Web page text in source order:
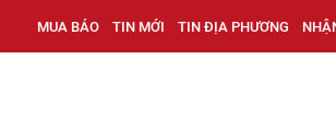
MUA BÁO TIN MỚI TIN ĐỊA PHƯƠNG